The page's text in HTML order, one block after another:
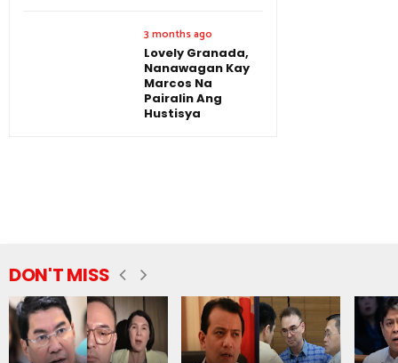
3 months ago
Lovely Granada,
Nanawagan Kay
Marcos Na
Pairalin Ang
Hustisya
DON'T MISS